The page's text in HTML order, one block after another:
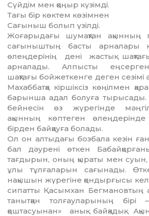
Сүйдім мен қоңыр күзімді.
Тағы бір көктем көзімнен
Сағыныш болып үзілді.
Жоғарыдағы шумақтан ақынның
сағыныштың басты арналары
өлеңдерінің дені жастық
арналады. Алпысты
шақтағы бойжеткенге деген сезімі
Махаббатқа кіршіксіз көңілмен
барынша адал болуға
бейнесін өз жүрегінде
ақынның көптеген
бірден байқауға болады.
Ол он алтыдағы бозбала кезін
бал дәурені өткен
тағдырын, оның қыраты мен суын,
ұлы тұлғаларын сағынады.
нақышын жүрегіне қондырғысы
сипатты Қасымхан Бегмановтың
танытқан толғауларының бірі
қоштасуынан» анық байқадық.